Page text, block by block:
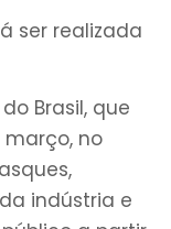
ser realizada
Brasil, que
março, no
indústria e